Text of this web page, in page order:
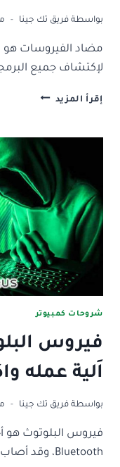
بواسطة فريق تك جينا
مضاد الفيروسات هو
لإكتشاف جميع
إقرأ المزيد تعريف
بحث
شامل
عن
الانتي
فايروس
شروحات كمبيوتر
فيروس
اَلية عمله
بواسطة فريق تك جينا
فيروس البلوتوث هو
Bluetooth، وقد أصاب هذا الفيروس…